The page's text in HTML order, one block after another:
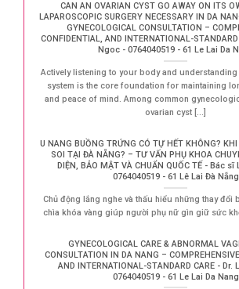
CAN AN OVARIAN CYST GO AWAY ON ITS
LAPAROSCOPIC SURGERY NECESSARY IN DA
GYNECOLOGICAL CONSULTATION –
CONFIDENTIAL, AND INTERNATIONAL-
Ngoc - 0764040519 - 61 Le Lai Da
Actively listening to your body and
system is the core foundation for maintaining
and peace of mind. Among common
ovarian cyst [...]
U NANG BUỒNG TRỨNG CÓ TỰ HẾT KHÔNG? KHI
SOI TẠI ĐÀ NẴNG? – TƯ VẤN PHỤ KHOA
DIỆN, BẢO MẬT VÀ CHUẨN QUỐC TẾ - Bác
0764040519 - 61 Lê Lai Đà Nẵng
Chủ động lắng nghe và thấu hiểu những thay đổi
chìa khóa vàng giúp người phụ nữ gìn giữ sức
GYNECOLOGICAL CARE & ABNORMAL
CONSULTATION IN DA NANG –
AND INTERNATIONAL-STANDARD CARE -
0764040519 - 61 Le Lai Da Nang